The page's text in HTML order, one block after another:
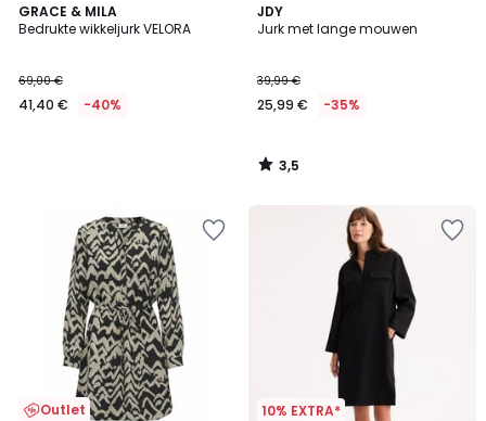
GRACE & MILA
Bedrukte wikkeljurk VELORA
69,00 €
41,40 € -40%
JDY
Jurk met lange mouwen
39,99 €
25,99 € -35%
3,5
/ 5
3,5
/
Outlet 10% EXTRA*